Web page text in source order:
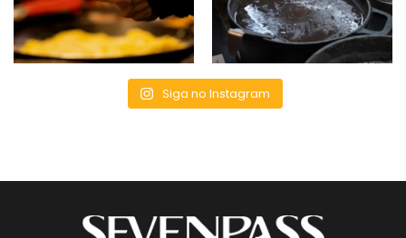
Siga no Instagram